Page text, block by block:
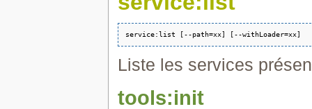
Liste les services
tools:init